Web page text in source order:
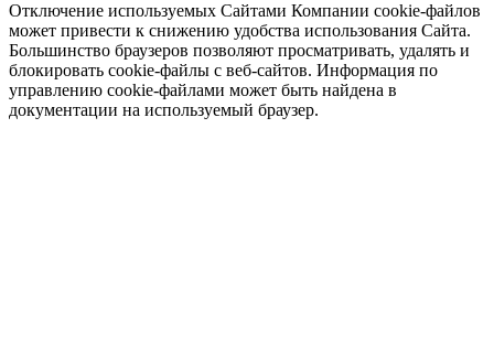
Отключение используемых Сайтами Компании cookie-файлов
может привести к снижению удобства использования Сайта.
Большинство браузеров позволяют просматривать, удалять и
блокировать cookie-файлы c веб-сайтов. Информация по
управлению cookie-файлами может быть найдена в
документации на используемый браузер.